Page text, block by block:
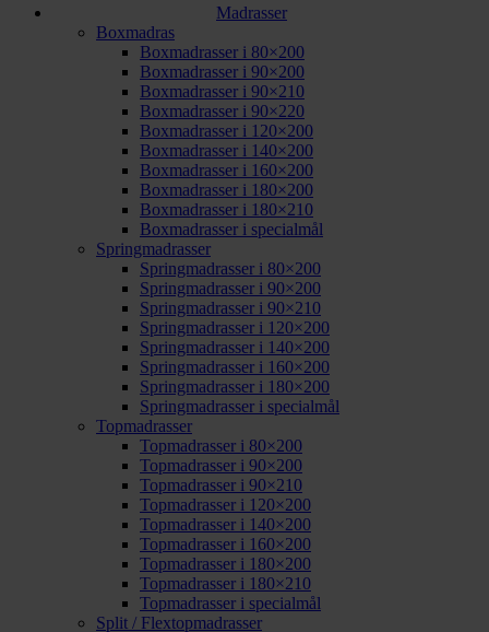
Madrasser
Boxmadras
Boxmadrasser i 80×200
Boxmadrasser i 90×200
Boxmadrasser i 90×210
Boxmadrasser i 90×220
Boxmadrasser i 120×200
Boxmadrasser i 140×200
Boxmadrasser i 160×200
Boxmadrasser i 180×200
Boxmadrasser i 180×210
Boxmadrasser i specialmål
Springmadrasser
Springmadrasser i 80×200
Springmadrasser i 90×200
Springmadrasser i 90×210
Springmadrasser i 120×200
Springmadrasser i 140×200
Springmadrasser i 160×200
Springmadrasser i 180×200
Springmadrasser i specialmål
Topmadrasser
Topmadrasser i 80×200
Topmadrasser i 90×200
Topmadrasser i 90×210
Topmadrasser i 120×200
Topmadrasser i 140×200
Topmadrasser i 160×200
Topmadrasser i 180×200
Topmadrasser i 180×210
Topmadrasser i specialmål
Split / Flextopmadrasser